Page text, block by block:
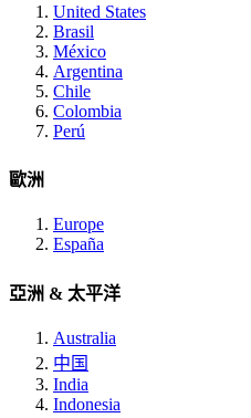
United States
Brasil
México
Argentina
Chile
Colombia
Perú
歐洲
Europe
España
亞洲 & 太平洋
Australia
中国
India
Indonesia